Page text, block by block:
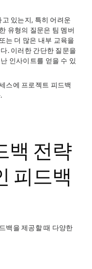
있는지, 특히 어려운
유형의 질문은 팀 멤버
는 더 많은 내부 교육을
. 이러한 간단한 질문을
인사이트를 얻을 수 있
스에 프로젝트 피드백
백 전략
피드백
백을 제공할 때 다양한